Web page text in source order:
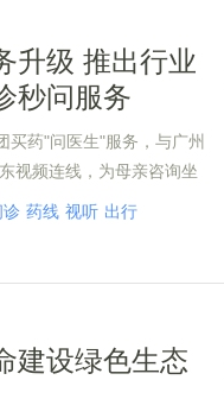
升级 推出行业
秒问服务
买药"问医生"服务，与广州
视频连线，为母亲咨询坐
病史，黄医生给出了专业
诊 药线 视听 出行
建设绿色生态